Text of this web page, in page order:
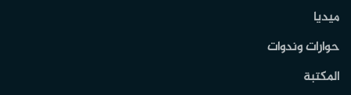
ميديا
حوارات وندوات
المكتبة